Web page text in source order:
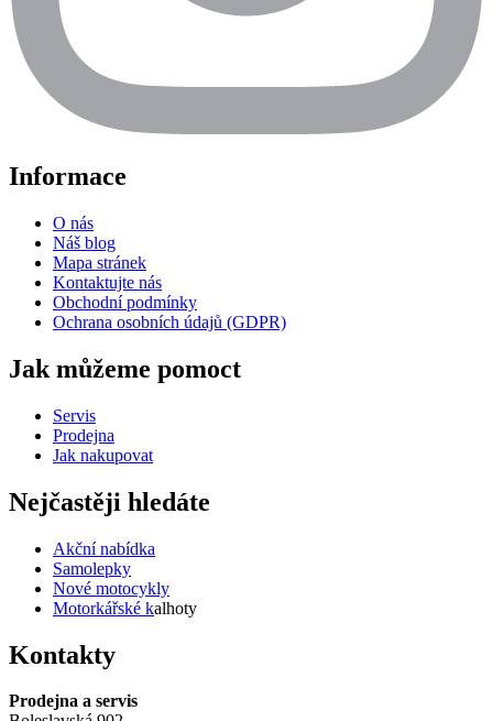
Informace
O nás
Náš blog
Mapa stránek
Kontaktujte nás
Obchodní podmínky
Ochrana osobních údajů (GDPR)
Jak můžeme pomoct
Servis
Prodejna
Jak nakupovat
Nejčastěji hledáte
Akční nabídka
Samolepky
Nové motocykly
Motorkářské kalhoty
Kontakty
Prodejna a servis